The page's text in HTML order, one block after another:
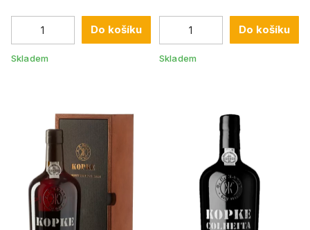
Do košíku
Skladem
Do košíku
Skladem